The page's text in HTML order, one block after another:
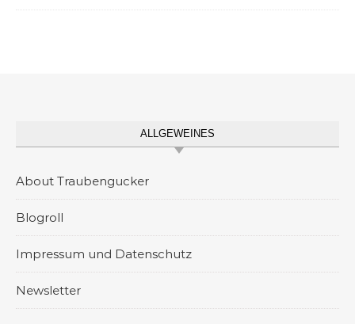
ALLGEWEINES
About Traubengucker
Blogroll
Impressum und Datenschutz
Newsletter